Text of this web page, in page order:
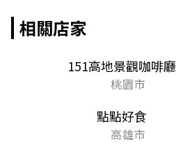
相關店家
151高地景觀咖啡廳
桃園市
點點好食
高雄市